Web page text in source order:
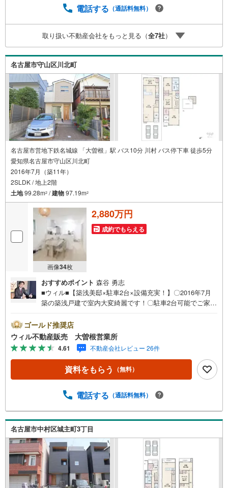
りやすくなっております。ぜひお気軽にご連絡下さい！現
ボタンよりご希望の日時をご記入いただけますとスムーズ
にご案内が可能です。
電話する （通話料無料）
取り扱い不動産会社をもっと見る（全7社）
名古屋市守山区川北町
名古屋市営地下鉄名城線 「大曽根」駅 バス10分 川村 バス停下車 徒歩5分
愛知県名古屋市守山区川北町
2016年7月（築11年）
2SLDK / 地上2階
土地99.28m2 /建物97.19m2
画像34枚
2,880万円
成約でもらえる
おすすめポイント 森谷 勇志
■ウィル■【築浅美邸×駐車2台×設備充実！】〇2016年7月
築の築浅戸建で室内大変綺麗です！〇駐車2台可能でご家族
焚機能など充実設備！〇太陽光発電付きでランニングコス
トにも配慮！〇ルーフバルコニー付きで開放感のある住ま
い！〇24時間換気システムで室内環境も快適！〇収納スペ
ースも豊富でお部屋をすっきり使えます！〇小学校徒歩10
分以内で子育て世帯にも安心の立地！〇ファミリー層にお
すすめの住環境です！
ゴールド推奨店
ウィル不動産販売 大曽根営業所
4.61 不動産会社レビュー 26件
資料をもらう （無料）
電話する （通話料無料）
名古屋市中村区城主町3丁目